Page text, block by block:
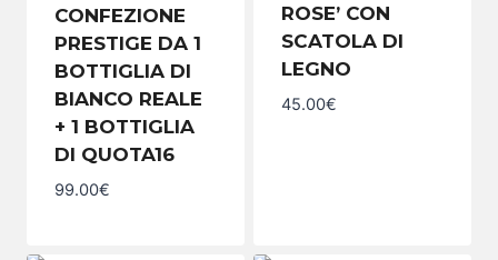
CONFEZIONE
PRESTIGE DA 1
BOTTIGLIA DI
BIANCO REALE
+ 1 BOTTIGLIA
DI QUOTA16
99.00€
ROSE’ CON
SCATOLA DI
LEGNO
45.00€